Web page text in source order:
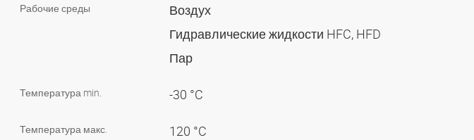
Рабочие среды
Воздух
Гидравлические жидкости HFC, HFD
Пар
Температура min. -30 °C
Температура макс. 120 °C